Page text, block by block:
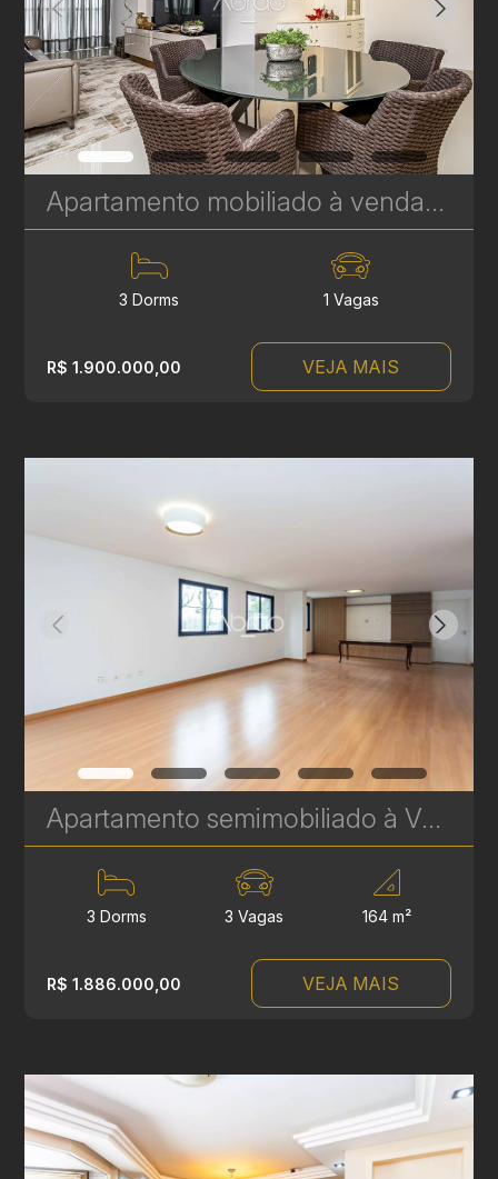
Apartamento mobiliado à venda no Soul Batel Soho, com 120,32 m², 3 quartos, sendo 1 suíte | Ref. 1764
3 Dorms 1 Vagas
R$ 1.900.000,00 VEJA MAIS
Apartamento semimobiliado à Venda no Bigorrilho – 164 m², 3 Suítes e 3 Vagas de Garagem | Ref. 584
3 Dorms 3 Vagas 164 m²
R$ 1.886.000,00 VEJA MAIS